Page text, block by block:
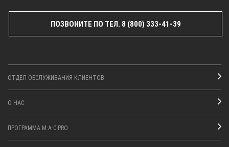
ПОЗВОНИТЕ ПО ТЕЛ. 8 (800) 333-41-39
ОТДЕЛ ОБСЛУЖИВАНИЯ КЛИЕНТОВ
О НАС
ПРОГРАММА M·A·C PRO